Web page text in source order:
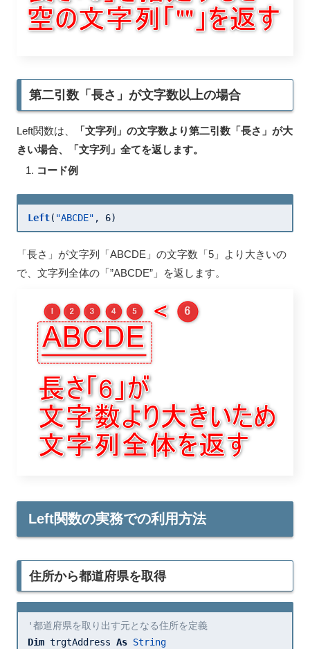
第二引数「長さ」が文字数以上の場合
Left関数は、
「文字列」の文字数より第二引数「長さ」が大
きい場合、「文字列」全てを返します。
コード例
Left( "ABCDE" , 6)
「長さ」が文字列「ABCDE」の文字数「5」より大きいの
で、文字列全体の「”ABCDE”」を返します。
Left関数の実務での利用方法
住所から都道府県を取得
'都道府県を取り出す元となる住所を定義
Dim trgtAddress As String